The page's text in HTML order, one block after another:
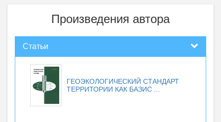
Произведения автора
Статьи
ГЕОЭКОЛОГИЧЕСКИЙ СТАНДАРТ
ТЕРРИТОРИИ КАК БАЗИС ...